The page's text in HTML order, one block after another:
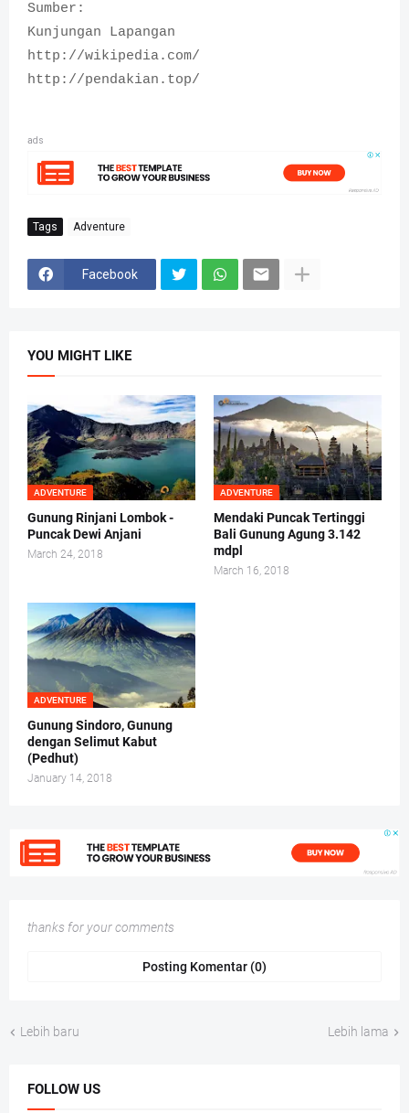
Sumber:
Kunjungan Lapangan
http://wikipedia.com/
http://pendakian.top/
ads
Tags Adventure
Facebook
YOU MIGHT LIKE
ADVENTURE
Gunung Rinjani Lombok -
Puncak Dewi Anjani
March 24, 2018
ADVENTURE
Mendaki Puncak Tertinggi
Bali Gunung Agung 3.142
mdpl
March 16, 2018
ADVENTURE
Gunung Sindoro, Gunung
dengan Selimut Kabut
(Pedhut)
January 14, 2018
thanks for your comments
Posting Komentar (0)
Lebih baru Lebih lama
FOLLOW US